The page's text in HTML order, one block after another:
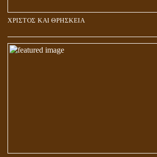
ΧΡΙΣΤΟΣ ΚΑΙ ΘΡΗΣΚΕΙΑ
ΠΟΙΟΙ ΕΠΙΛΕΓΟΥΝ ΤΟΝ ΔΡΟΜΟ ΤΗΣ ΑΛΗΘΕΙΑΣ;